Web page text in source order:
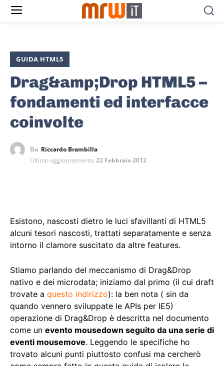
GUIDA HTML5
Drag&amp;Drop HTML5 –
fondamenti ed interfacce
coinvolte
Da Riccardo Brambilla
Ultimo aggiornamento: 22 Febbraio 2012
Esistono, nascosti dietro le luci sfavillanti di HTML5
alcuni tesori nascosti, trattati separatamente e senza
intorno il clamore suscitato da altre features.
Stiamo parlando del meccanismo di Drag&Drop
nativo e dei microdata; iniziamo dal primo (il cui draft
trovate a questo indirizzo): la ben nota ( sin da
quando vennero sviluppate le APIs per IE5)
operazione di Drag&Drop è descritta nel documento
come un evento mousedown seguito da una serie di
eventi mousemove. Leggendo le specifiche ho
trovato alcuni punti piuttosto confusi ma cercherò